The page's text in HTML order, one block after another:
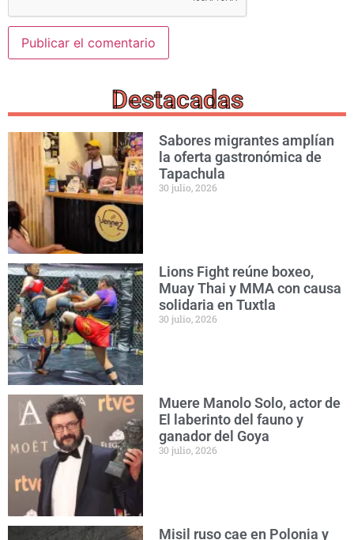
Destacadas
Sabores migrantes amplían
la oferta gastronómica de
Tapachula
30 julio, 2026
Lions Fight reúne boxeo,
Muay Thai y MMA con causa
solidaria en Tuxtla
30 julio, 2026
Muere Manolo Solo, actor de
El laberinto del fauno y
ganador del Goya
30 julio, 2026
Misil ruso cae en Polonia y